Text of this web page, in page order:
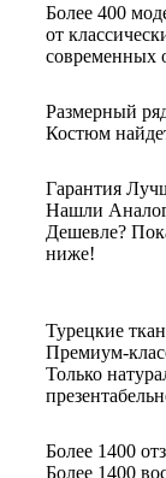
Более 400
от
современных
Размерный
Костюм
Гарантия
Нашли
Дешевле?
ниже!
Турецкие
Премиум-
Только
Более 1400
Более 1400